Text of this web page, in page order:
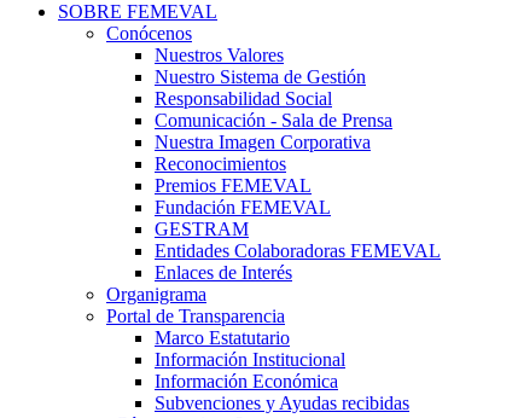
SOBRE FEMEVAL
Conócenos
Nuestros Valores
Nuestro Sistema de Gestión
Responsabilidad Social
Comunicación - Sala de Prensa
Nuestra Imagen Corporativa
Reconocimientos
Premios FEMEVAL
Fundación FEMEVAL
GESTRAM
Entidades Colaboradoras FEMEVAL
Enlaces de Interés
Organigrama
Portal de Transparencia
Marco Estatutario
Información Institucional
Información Económica
Subvenciones y Ayudas recibidas